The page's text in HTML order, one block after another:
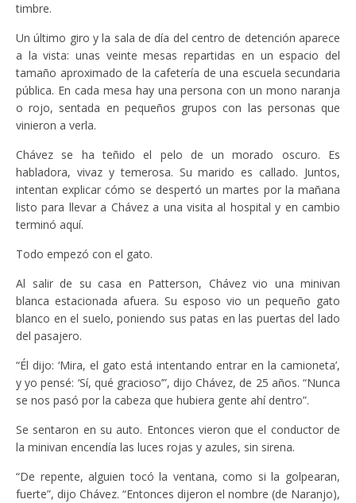
timbre.
Un último giro y la sala de día del centro de detención aparece
a la vista: unas veinte mesas repartidas en un espacio del
tamaño aproximado de la cafetería de una escuela secundaria
pública. En cada mesa hay una persona con un mono naranja
o rojo, sentada en pequeños grupos con las personas que
vinieron a verla.
Chávez se ha teñido el pelo de un morado oscuro. Es
habladora, vivaz y temerosa. Su marido es callado. Juntos,
intentan explicar cómo se despertó un martes por la mañana
listo para llevar a Chávez a una visita al hospital y en cambio
terminó aquí.
Todo empezó con el gato.
Al salir de su casa en Patterson, Chávez vio una minivan
blanca estacionada afuera. Su esposo vio un pequeño gato
blanco en el suelo, poniendo sus patas en las puertas del lado
del pasajero.
“Él dijo: ‘Mira, el gato está intentando entrar en la camioneta’,
y yo pensé: ‘Sí, qué gracioso’”, dijo Chávez, de 25 años. “Nunca
se nos pasó por la cabeza que hubiera gente ahí dentro”.
Se sentaron en su auto. Entonces vieron que el conductor de
la minivan encendía las luces rojas y azules, sin sirena.
“De repente, alguien tocó la ventana, como si la golpearan,
fuerte”, dijo Chávez. “Entonces dijeron el nombre (de Naranjo),